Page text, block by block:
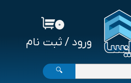
ورود / ثبت نام
۰
🔍